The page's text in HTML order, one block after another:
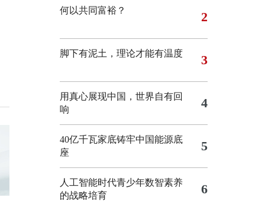
何以共同富裕？ 2
脚下有泥土，理论才能有温度 3
用真心展现中国，世界自有回
响
4
40亿千瓦家底铸牢中国能源底
座
5
人工智能时代青少年数智素养
的战略培育
6